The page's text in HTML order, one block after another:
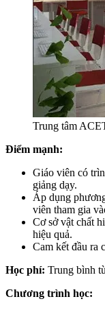
Trung tâm
Điểm mạnh:
Giáo viên có
giảng dạy.
Áp dụng
viên tham gia
Cơ sở vật chất
hiệu quả.
Cam kết đầu ra
Học phí: Trung bình
Chương trình học: